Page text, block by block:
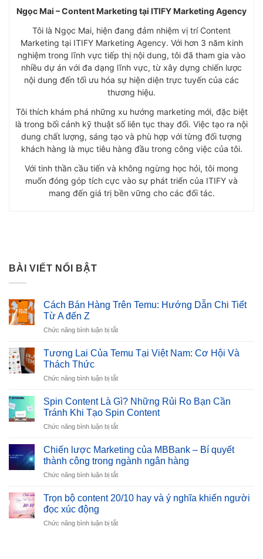
Ngọc Mai – Content Marketing tại ITIFY Marketing Agency
Tôi là Ngọc Mai, hiện đang đảm nhiệm vị trí Content
Marketing tại ITIFY Marketing Agency. Với hơn 3 năm kinh
nghiệm trong lĩnh vực tiếp thị nội dung, tôi đã tham gia vào
nhiều dự án với đa dạng lĩnh vực, từ xây dựng chiến lược
nội dung đến tối ưu hóa sự hiện diện trực tuyến của các
thương hiệu.
Tôi thích khám phá những xu hướng marketing mới, đặc biệt
là trong bối cảnh kỹ thuật số liên tục thay đổi. Việc tạo ra nội
dung chất lượng, sáng tạo và phù hợp với từng đối tượng
khách hàng là mục tiêu hàng đầu trong công việc của tôi.
Với tinh thần cầu tiến và không ngừng học hỏi, tôi mong
muốn đóng góp tích cực vào sự phát triển của ITIFY và
mang đến giá trị bền vững cho các đối tác.
BÀI VIẾT NỔI BẬT
Cách Bán Hàng Trên Temu: Hướng Dẫn Chi Tiết
Từ A đến Z
Chức năng bình luận bị tắtở
Temu:
Dẫn
Chi
Từ
đến
Z
Tương Lai Của Temu Tại Việt Nam: Cơ Hội Và
Thách Thức
Chức năng bình luận bị tắtở
Lai
Của
Temu
Tại
Nam:
Cơ
Hội
Và
Thức
Spin Content Là Gì? Những Rủi Ro Bạn Cần
Tránh Khi Tạo Spin Content
Chức năng bình luận bị tắtở
Content
Gì?
Những
Ro
Tránh
Chiến lược Marketing của MBBank – Bí quyết
thành công trong ngành ngân hàng
Chức năng bình luận bị tắtở
lược
MBBank
Trọn bộ content 20/10 hay và ý nghĩa khiến người
đọc xúc động
Chức năng bình luận bị tắtở